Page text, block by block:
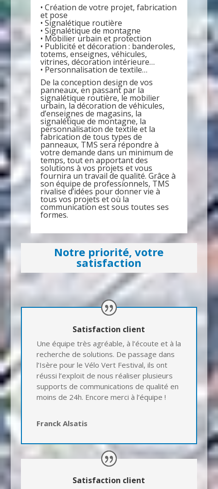
• Création de votre projet, fabrication
et pose
• Signalétique routière
• Signalétique de montagne
• Mobilier urbain et protection
• Publicité et décoration : banderoles,
totems, enseignes, véhicules,
vitrines, décoration intérieure…
• Personnalisation de textile…
De la conception design de vos
panneaux, en passant par la
signalétique routière, le mobilier
urbain, la décoration de véhicules,
d’enseignes de magasins, la
signalétique de montagne, la
personnalisation de textile et la
fabrication de tous types de
panneaux, TMS sera répondre à
votre demande dans un minimum de
temps, tout en apportant des
solutions à vos projets et vous
fournira un travail de qualité. Grâce à
son équipe de professionnels, TMS
rivalise d’idées pour donner vie à
tous vos projets et où la
communication est sous toutes ses
formes.
Notre priorité, votre
satisfaction
Satisfaction client
Une équipe très agréable, à l’écoute et à la
recherche de solutions. De passage dans
l’Isère pour le Vélo Vert Festival, ils ont
réussi l’exploit de nous réaliser plusieurs
supports de communications de qualité en
moins de 24h. Encore merci à l’équipe !
Franck Alsatis
Satisfaction client